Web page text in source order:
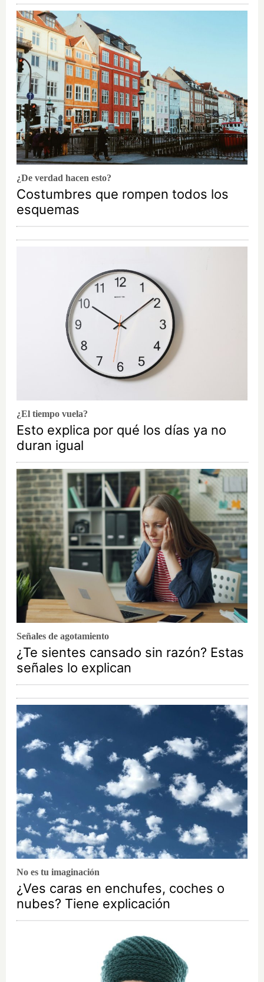
¿De verdad hacen esto?
Costumbres que rompen todos los
esquemas
¿El tiempo vuela?
Esto explica por qué los días ya no
duran igual
Señales de agotamiento
¿Te sientes cansado sin razón? Estas
señales lo explican
No es tu imaginación
¿Ves caras en enchufes, coches o
nubes? Tiene explicación